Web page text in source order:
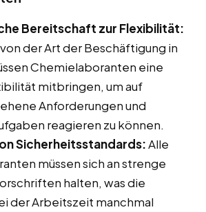
Bereitschaft zur Flexibilität:
der Art der Beschäftigung in
Chemielaboranten eine
mitbringen, um auf
Anforderungen und
reagieren zu können.
Sicherheitsstandards:Alle
müssen sich an strenge
halten, was die
der Arbeitszeit manchmal